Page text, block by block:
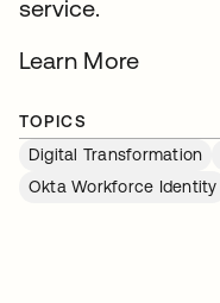
service.
Learn More
TOPICS
Digital Transformation
Okta Workforce Identity